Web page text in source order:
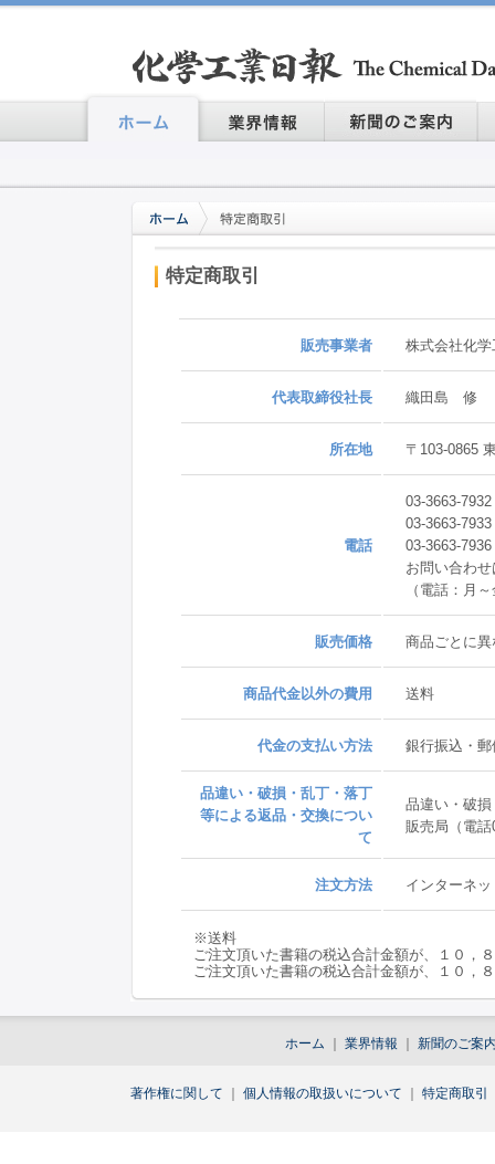
特定商取引
販売事業者 株式会社化
代表取締役社長 織田島 修
所在地 〒103-0865
電話
03-3663-
03-3663-
03-3663-
お問い合わ
（電話：月
販売価格 商品ごとに
商品代金以外の費用 送料
代金の支払い方法 銀行振込・郵
品違い・破損・乱丁・落丁
等による返品・交換につい
て
品違い・破
販売局（電
注文方法 インターネ
※送料
ご注文頂いた書籍の税込合計金額が、１０，
ご注文頂いた書籍の税込合計金額が、１０，
ホーム 業界情報 新聞のご案
著作権に関して 個人情報の取扱いについて 特定商取引